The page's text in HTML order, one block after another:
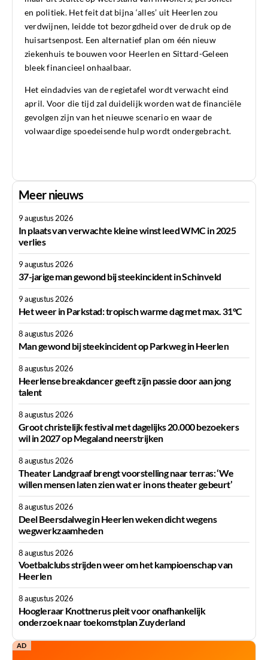
en politiek. Het feit dat bijna ‘alles’ uit Heerlen zou
verdwijnen, leidde tot bezorgdheid over de druk op de
huisartsenpost. Een alternatief plan om één nieuw
ziekenhuis te bouwen voor Heerlen en Sittard-Geleen
bleek financieel onhaalbaar.
Het eindadvies van de regietafel wordt verwacht eind
april. Voor die tijd zal duidelijk worden wat de financiële
gevolgen zijn van het nieuwe scenario en waar de
volwaardige spoedeisende hulp wordt ondergebracht.
Meer nieuws
9 augustus 2026
In plaats van verwachte kleine winst leed WMC in 2025
verlies
9 augustus 2026
37-jarige man gewond bij steekincident in Schinveld
9 augustus 2026
Het weer in Parkstad: tropisch warme dag met max. 31°C
8 augustus 2026
Man gewond bij steekincident op Parkweg in Heerlen
8 augustus 2026
Heerlense breakdancer geeft zijn passie door aan jong
talent
8 augustus 2026
Groot christelijk festival met dagelijks 20.000 bezoekers
wil in 2027 op Megaland neerstrijken
8 augustus 2026
Theater Landgraaf brengt voorstelling naar terras: ‘We
willen mensen laten zien wat er in ons theater gebeurt’
8 augustus 2026
Deel Beersdalweg in Heerlen weken dicht wegens
wegwerkzaamheden
8 augustus 2026
Voetbalclubs strijden weer om het kampioenschap van
Heerlen
8 augustus 2026
Hoogleraar Knottnerus pleit voor onafhankelijk
onderzoek naar toekomstplan Zuyderland
AD